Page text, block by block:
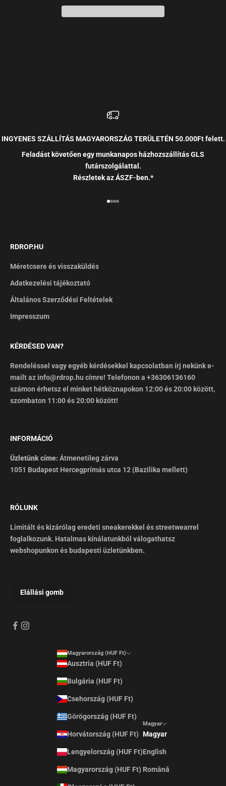
INGYENES SZÁLLÍTÁS MAGYARORSZÁG TERÜLETÉN 50.000Ft felett.
Feladást követően egy munkanapos házhozszállítás GLS
futárszolgálattal.
Részletek az ÁSZF-ben.*
RDROP.HU
Méretcsere és visszaküldés
Adatkezelési tájékoztató
Általános Szerződési Feltételek
Impresszum
KÉRDÉSED VAN?
Rendeléssel vagy egyéb kérdésekkel kapcsolatban írj nekünk e-
mailt az info@rdrop.hu címre! Telefonon a +36306136160
számon érhetsz el minket hétköznapokon 12:00 és 20:00 között,
szombaton 11:00 és 20:00 között!
INFORMÁCIÓ
Üzletünk címe:Átmenetileg zárva
1051 Budapest Hercegprímás utca 12 (Bazilika mellett)
RÓLUNK
Limitált és kizárólag eredeti sneakerekkel és streetwearrel
foglalkozunk. Hatalmas kínálatunkból válogathatsz
webshopunkon és budapesti üzletünkben.
Magyarország (HUF Ft)
Ausztria (HUF Ft)
Bulgária (HUF Ft)
Csehország (HUF Ft)
Görögország (HUF Ft)
Horvátország (HUF Ft)
Lengyelország (HUF Ft)
Magyarország (HUF Ft)
Magyar
Magyar
English
Română